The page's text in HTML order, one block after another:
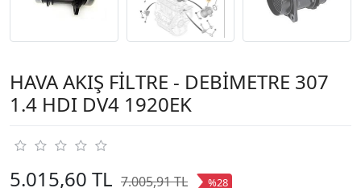
HAVA AKIŞ FİLTRE - DEBİMETRE 307
1.4 HDI DV4 1920EK
5.015,60 TL 7.005,91 TL %28